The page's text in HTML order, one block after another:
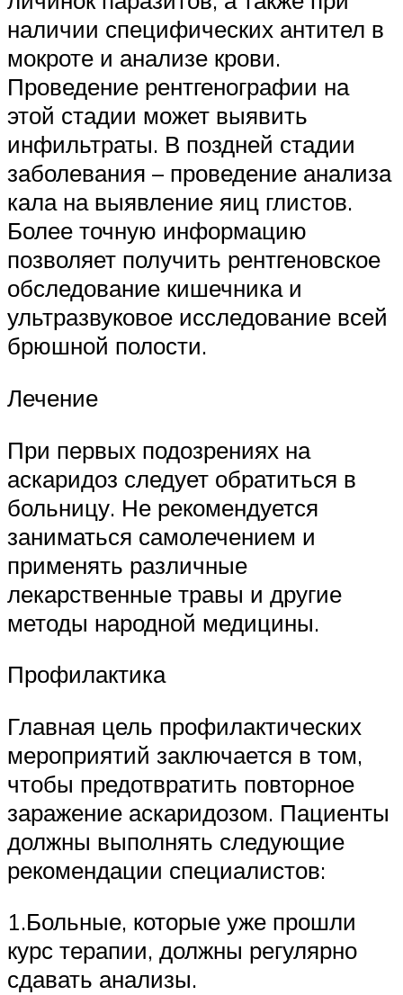
наличии специфических антител в
мокроте и анализе крови.
Проведение рентгенографии на
этой стадии может выявить
инфильтраты. В поздней стадии
заболевания – проведение анализа
кала на выявление яиц глистов.
Более точную информацию
позволяет получить рентгеновское
обследование кишечника и
ультразвуковое исследование всей
брюшной полости.
Лечение
При первых подозрениях на
аскаридоз следует обратиться в
больницу. Не рекомендуется
заниматься самолечением и
применять различные
лекарственные травы и другие
методы народной медицины.
Профилактика
Главная цель профилактических
мероприятий заключается в том,
чтобы предотвратить повторное
заражение аскаридозом. Пациенты
должны выполнять следующие
рекомендации специалистов:
1.Больные, которые уже прошли
курс терапии, должны регулярно
сдавать анализы.